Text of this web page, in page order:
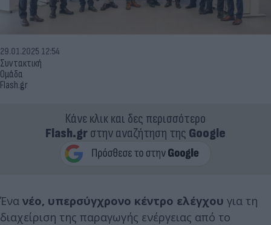
Συντακτική
Ομάδα
Flash.gr
29.01.2025 12:54
Κάνε κλικ και δες περισσότερο
Flash.grστην αναζήτηση της Google
Ένα νέο, υπερσύγχρονο κέντρο ελέγχου για τη
διαχείριση της παραγωγής ενέργειας από το